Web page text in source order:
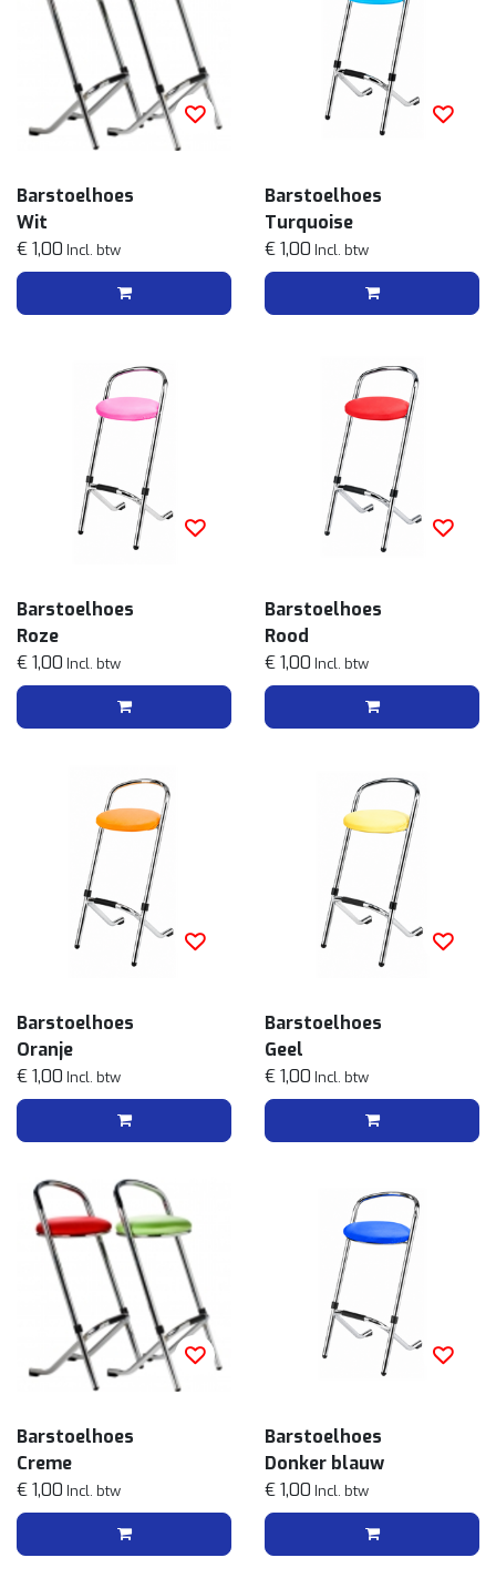
Barstoelhoes
Wit
€ 1,00 Incl. btw
Barstoelhoes
Turquoise
€ 1,00 Incl. btw
Barstoelhoes
Roze
€ 1,00 Incl. btw
Barstoelhoes
Rood
€ 1,00 Incl. btw
Barstoelhoes
Oranje
€ 1,00 Incl. btw
Barstoelhoes
Geel
€ 1,00 Incl. btw
Barstoelhoes
Creme
€ 1,00 Incl. btw
Barstoelhoes
Donker blauw
€ 1,00 Incl. btw